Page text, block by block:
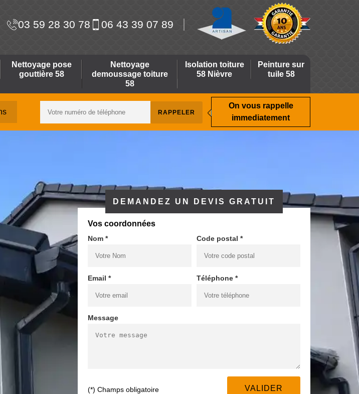
03 59 28 30 78 06 43 39 07 89
Nettoyage pose
gouttière 58
Nettoyage
demoussage toiture
58
Isolation toiture
58 Nièvre
Peinture sur
tuile 58
On vous rappelle
immediatement
DEMANDEZ UN DEVIS GRATUIT
Vos coordonnées
Nom * Code postal *
Email * Téléphone *
Message
(*) Champs obligatoire